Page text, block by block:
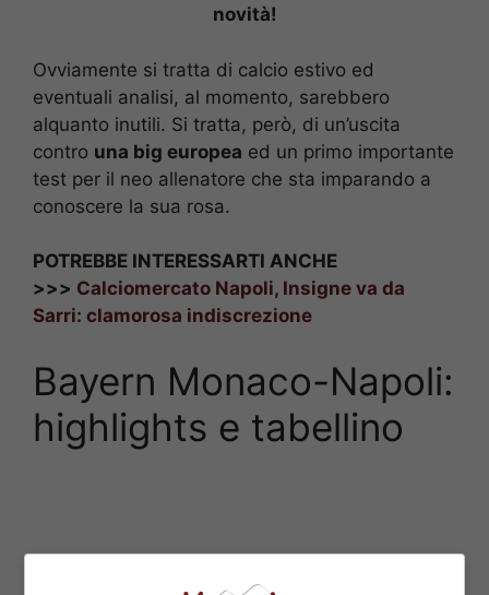
novità!
Ovviamente si tratta di calcio estivo ed
eventuali analisi, al momento, sarebbero
alquanto inutili. Si tratta, però, di un’uscita
contro una big europea ed un primo importante
test per il neo allenatore che sta imparando a
conoscere la sua rosa.
POTREBBE INTERESSARTI ANCHE
>>> Calciomercato Napoli, Insigne va da
Sarri: clamorosa indiscrezione
Bayern Monaco-Napoli:
highlights e tabellino